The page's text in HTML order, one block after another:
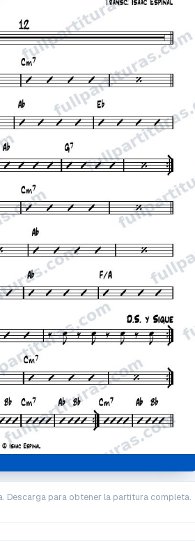
Descarga para obtener la partitura completa.